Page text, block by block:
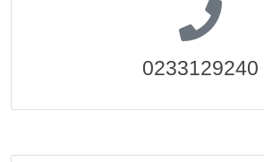
0233129240